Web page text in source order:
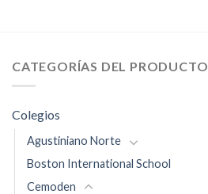
CATEGORÍAS DEL PRODUCTO
Colegios
Agustiniano Norte
Boston International School
Cemoden